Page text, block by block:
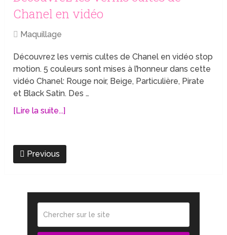
Chanel en vidéo
Maquillage
Découvrez les vernis cultes de Chanel en vidéo stop
motion. 5 couleurs sont mises à l’honneur dans cette
vidéo Chanel: Rouge noir, Beige, Particulière, Pirate
et Black Satin. Des …
[Lire la suite...]
Previous